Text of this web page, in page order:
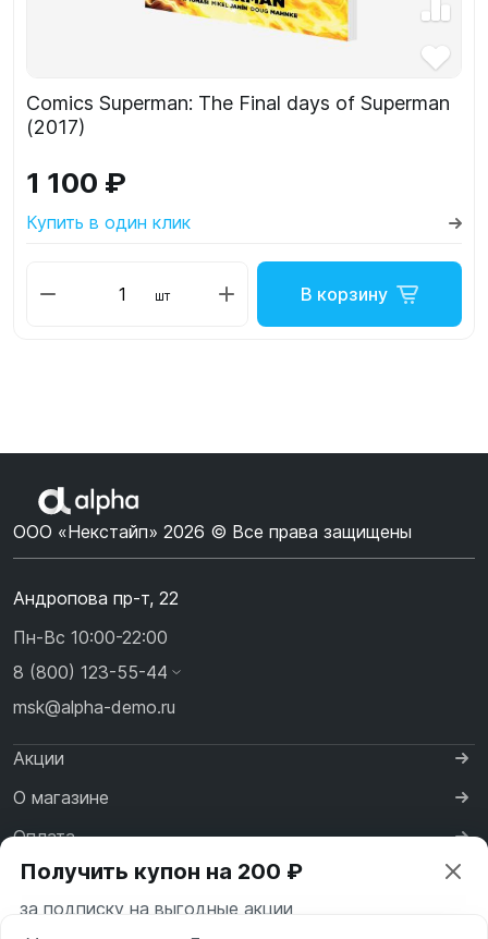
Comics Superman: The Final days of Superman
(2017)
1 100 ₽
Купить в один клик
шт В корзину
ООО «Некстайп» 2026 © Все права защищены
Андропова пр-т, 22
Пн-Вс 10:00-22:00
8 (800) 123-55-44
msk@alpha-demo.ru
Акции
О магазине
Оплата
Доставка
Контакты
Получить купон на 200 ₽
за подписку на выгодные акции